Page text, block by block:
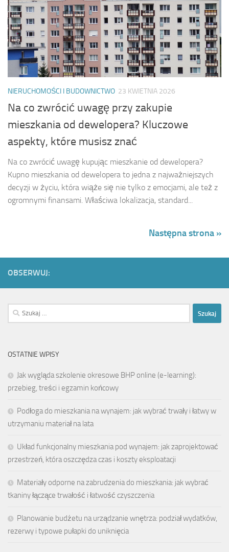
NIERUCHOMOŚCI I BUDOWNICTWO 23 KWIETNIA 2026
Na co zwrócić uwagę przy zakupie
mieszkania od dewelopera? Kluczowe
aspekty, które musisz znać
Na co zwrócić uwagę kupując mieszkanie od dewelopera?
Kupno mieszkania od dewelopera to jedna z najważniejszych
decyzji w życiu, która wiąże się nie tylko z emocjami, ale też z
ogromnymi finansami. Właściwa lokalizacja, standard...
Następna strona »
OBSERWUJ:
Szukaj:
OSTATNIE WPISY
Jak wygląda szkolenie okresowe BHP online (e-learning):
przebieg, treści i egzamin końcowy
Podłoga do mieszkania na wynajem: jak wybrać trwały i łatwy w
utrzymaniu materiał na lata
Układ funkcjonalny mieszkania pod wynajem: jak zaprojektować
przestrzeń, która oszczędza czas i koszty eksploatacji
Materiały odporne na zabrudzenia do mieszkania: jak wybrać
tkaniny łączące trwałość i łatwość czyszczenia
Planowanie budżetu na urządzanie wnętrza: podział wydatków,
rezerwy i typowe pułapki do uniknięcia